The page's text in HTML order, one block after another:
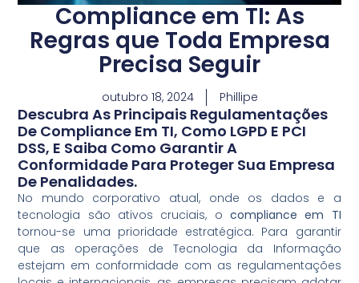
Compliance em TI: As
Regras que Toda Empresa
Precisa Seguir
outubro 18, 2024 Phillipe
Descubra As Principais Regulamentações
De Compliance Em TI, Como LGPD E PCI
DSS, E Saiba Como Garantir A
Conformidade Para Proteger Sua Empresa
De Penalidades.
No mundo corporativo atual, onde os dados e a
tecnologia são ativos cruciais, o compliance em TI
tornou-se uma prioridade estratégica. Para garantir
que as operações de Tecnologia da Informação
estejam em conformidade com as regulamentações